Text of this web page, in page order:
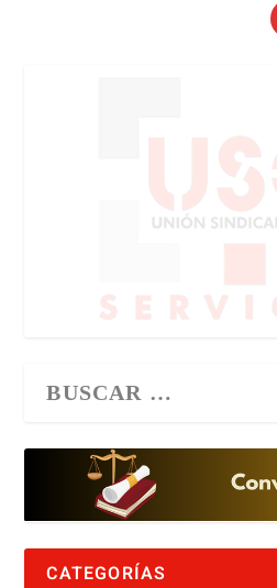
CATEGORÍAS